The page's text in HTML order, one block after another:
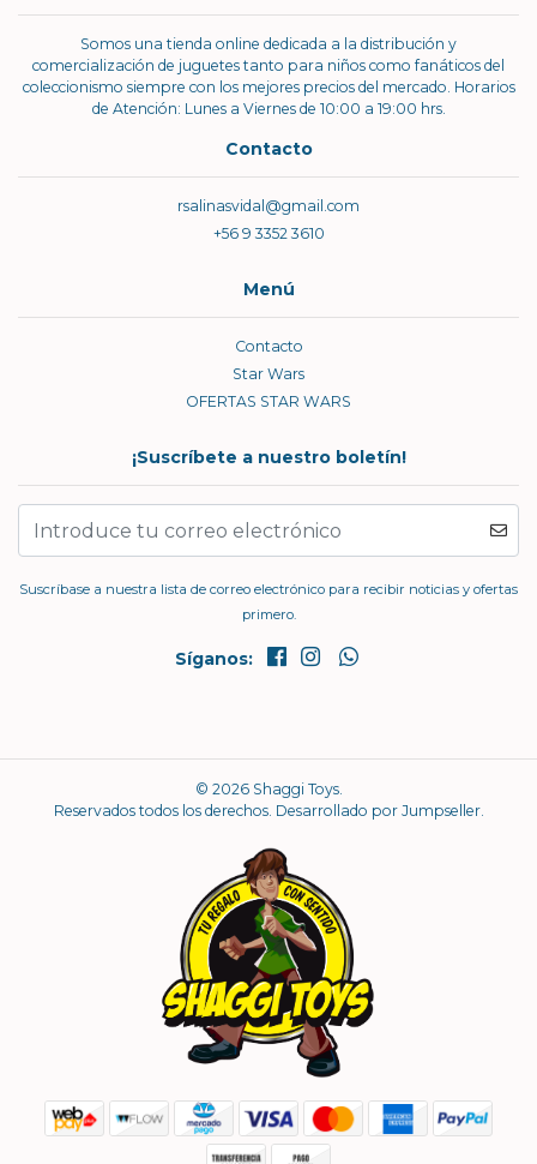
Somos una tienda online dedicada a la distribución y
comercialización de juguetes tanto para niños como fanáticos del
coleccionismo siempre con los mejores precios del mercado. Horarios
de Atención: Lunes a Viernes de 10:00 a 19:00 hrs.
Contacto
rsalinasvidal@gmail.com
+56 9 3352 3610
Menú
Contacto
Star Wars
OFERTAS STAR WARS
¡Suscríbete a nuestro boletín!
Suscríbase a nuestra lista de correo electrónico para recibir noticias y ofertas
primero.
Síganos:
© 2026 Shaggi Toys.
Reservados todos los derechos. Desarrollado por Jumpseller.